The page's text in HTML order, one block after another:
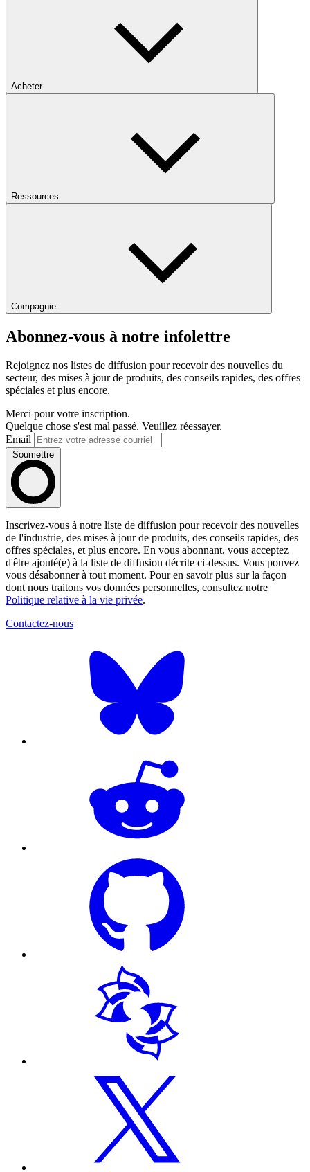
Acheter
Ressources
Compagnie
Abonnez-vous à notre infolettre
Rejoignez nos listes de diffusion pour recevoir des nouvelles du
secteur, des mises à jour de produits, des conseils rapides, des offres
spéciales et plus encore.
Merci pour votre inscription.
Quelque chose s'est mal passé. Veuillez réessayer.
Email
Soumettre
Inscrivez-vous à notre liste de diffusion pour recevoir des nouvelles
de l'industrie, des mises à jour de produits, des conseils rapides, des
offres spéciales, et plus encore. En vous abonnant, vous acceptez
d'être ajouté(e) à la liste de diffusion décrite ci-dessus. Vous pouvez
vous désabonner à tout moment. Pour en savoir plus sur la façon
dont nous traitons vos données personnelles, consultez notre
Politique relative à la vie privée.
Contactez-nous